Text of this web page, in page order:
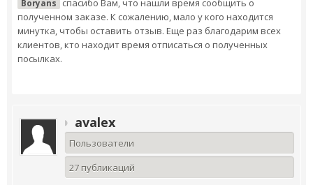
Boryans
спасибо Вам, что нашли время сообщить о
полученном заказе. К сожалению, мало у кого находится
минутка, чтобы оставить отзыв. Еще раз благодарим всех
клиентов, кто находит время отписаться о полученных
посылках.
avalex
Пользователи
27 публикаций